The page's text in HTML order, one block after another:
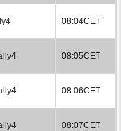
08:04CET
08:05CET
08:06CET
08:07CET